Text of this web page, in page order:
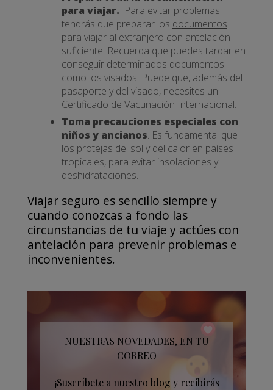
para viajar. Para evitar problemas
tendrás que preparar los documentos
para viajar al extranjero con antelación
suficiente. Recuerda que puedes tardar en
conseguir determinados documentos
como los visados. Puede que, además del
pasaporte y del visado, necesites un
Certificado de Vacunación Internacional.
Toma precauciones especiales con
niños y ancianos. Es fundamental que
los protejas del sol y del calor en países
tropicales, para evitar insolaciones y
deshidrataciones.
Viajar seguro es sencillo siempre y
cuando conozcas a fondo las
circunstancias de tu viaje y actúes con
antelación para prevenir problemas e
inconvenientes.
NUESTRAS NOVEDADES, EN TU
CORREO
¡Suscríbete a nuestro blog y recibirás